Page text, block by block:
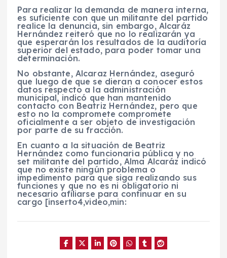
Para realizar la demanda de manera interna,
es suficiente con que un militante del partido
realice la denuncia, sin embargo, Alcaráz
Hernández reiteró que no lo realizarán ya
que esperarán los resultados de la auditoría
superior del estado, para poder tomar una
determinación.
No obstante, Alcaraz Hernández, aseguró
que luego de que se dieran a conocer estos
datos respecto a la administración
municipal, indicó que han mantenido
contacto con Beatriz Hernández, pero que
esto no la compromete compromete
oficialmente a ser objeto de investigación
por parte de su fracción.
En cuanto a la situación de Beatriz
Hernández como funcionaria pública y no
set militante del partido, Alma Alcaráz indicó
que no existe ningún problema o
impedimento para que siga realizando sus
funciones y que no es ni obligatorio ni
necesario afiliarse para continuar en su
cargo [inserto4,video,min: